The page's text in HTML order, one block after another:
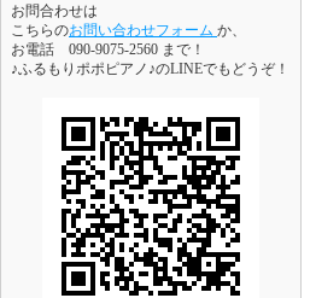
お問合わせは
こちらのお問い合わせフォーム か、
お電話 090-9075-2560 まで！
♪ふるもりポポピアノ♪のLINEでもどうぞ！